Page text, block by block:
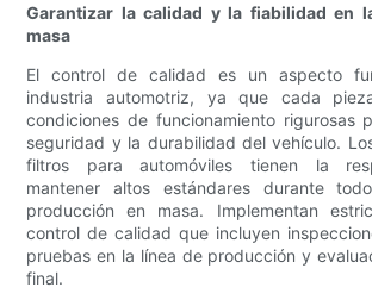
Garantizar la calidad y la fiabilidad en
masa
El control de calidad es un aspecto
industria automotriz, ya que cada
condiciones de funcionamiento rigurosas
seguridad y la durabilidad del vehículo.
filtros para automóviles tienen la
mantener altos estándares durante
producción en masa. Implementan
control de calidad que incluyen
pruebas en la línea de producción y
final.